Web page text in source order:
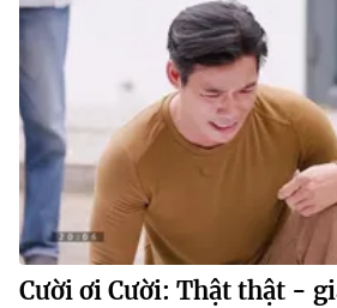
Cười ơi Cười: Thật thật -